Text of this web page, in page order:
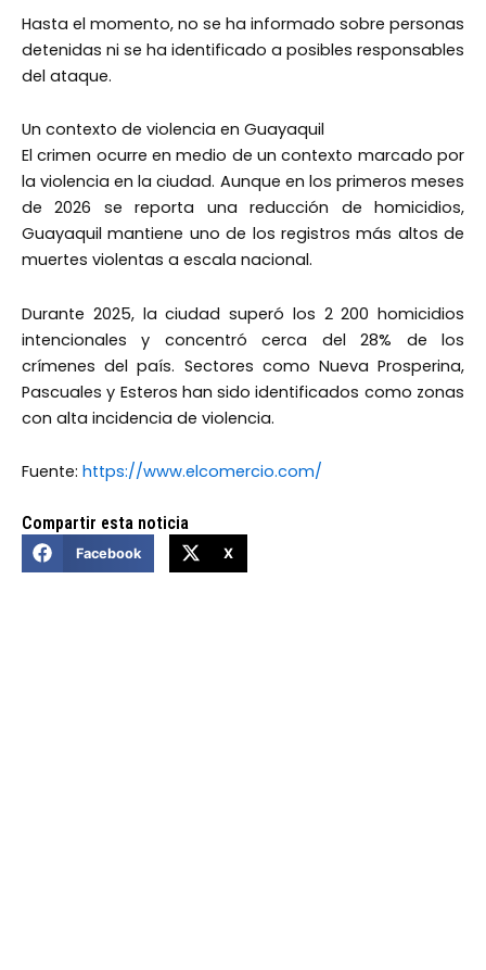
Hasta el momento, no se ha informado sobre personas
detenidas ni se ha identificado a posibles responsables
del ataque.
Un contexto de violencia en Guayaquil
El crimen ocurre en medio de un contexto marcado por
la violencia en la ciudad. Aunque en los primeros meses
de 2026 se reporta una reducción de homicidios,
Guayaquil mantiene uno de los registros más altos de
muertes violentas a escala nacional.
Durante 2025, la ciudad superó los 2 200 homicidios
intencionales y concentró cerca del 28% de los
crímenes del país. Sectores como Nueva Prosperina,
Pascuales y Esteros han sido identificados como zonas
con alta incidencia de violencia.
Fuente: https://www.elcomercio.com/
Compartir esta noticia
Facebook X